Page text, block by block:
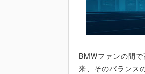
BMWファンの間
来、そのバランス